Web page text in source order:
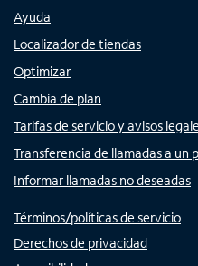
Ayuda
Localizador de tiendas
Optimizar
Cambia de plan
Tarifas de servicio y avisos
Transferencia de llamadas a un
Informar llamadas no deseadas
Términos/políticas de servicio
Derechos de privacidad